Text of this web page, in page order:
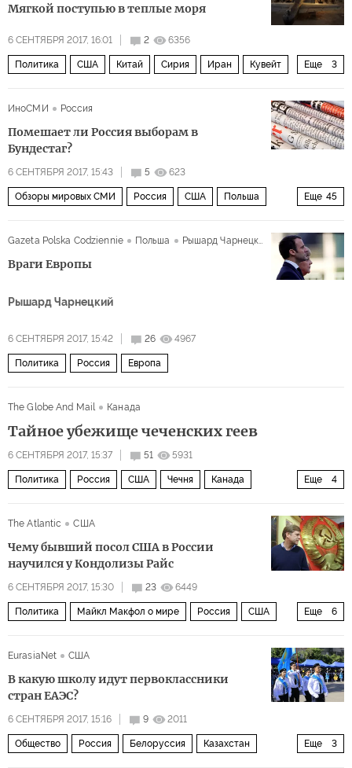
Мягкой поступью в теплые моря
6 СЕНТЯБРЯ 2017, 16:01 2 6356
Еще 3
Политика США Китай Сирия Иран Кувейт
ИноСМИ Россия
Помешает ли Россия выборам в
Бундестаг?
6 СЕНТЯБРЯ 2017, 15:43 5 623
Еще 45
Обзоры мировых СМИ Россия США Польша
Владимир Путин Дональд Трамп
Зигмар Габриэль Герхард Шредер
ООН Sputnik Роснефть
СДПГ Совет Безопасности ООН ExxonMobil
Европейская комиссия
Альтернатива для Германии (AfD) Совет Федерации
Интерфакс RT Deutsch
парламентские выборы в Германии
закрытие консульства в Сан-Франциско
СМИ Германии
Gazeta Polska Codziennie Польша Рышард Чарнецкий
Враги Европы
Рышард Чарнецкий
6 СЕНТЯБРЯ 2017, 15:42 26 4967
Политика Россия Европа
The Globe And Mail Канада
Тайное убежище чеченских геев
6 СЕНТЯБРЯ 2017, 15:37 51 5931
Еще 4
Политика Россия США Чечня Канада
The Atlantic США
Чему бывший посол США в России
научился у Кондолизы Райс
6 СЕНТЯБРЯ 2017, 15:30 23 6449
Еще 6
Политика Майкл Макфол о мире Россия США
EurasiaNet США
В какую школу идут первоклассники
стран ЕАЭС?
6 СЕНТЯБРЯ 2017, 15:16 9 2011
Еще 3
Общество Россия Белоруссия Казахстан